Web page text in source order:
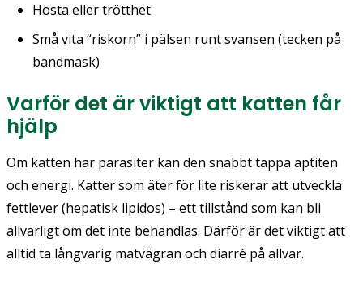
Hosta eller trötthet
Små vita “riskorn” i pälsen runt svansen (tecken på
bandmask)
Varför det är viktigt att katten får
hjälp
Om katten har parasiter kan den snabbt tappa aptiten
och energi. Katter som äter för lite riskerar att utveckla
fettlever (hepatisk lipidos) – ett tillstånd som kan bli
allvarligt om det inte behandlas. Därför är det viktigt att
alltid ta långvarig matvägran och diarré på allvar.